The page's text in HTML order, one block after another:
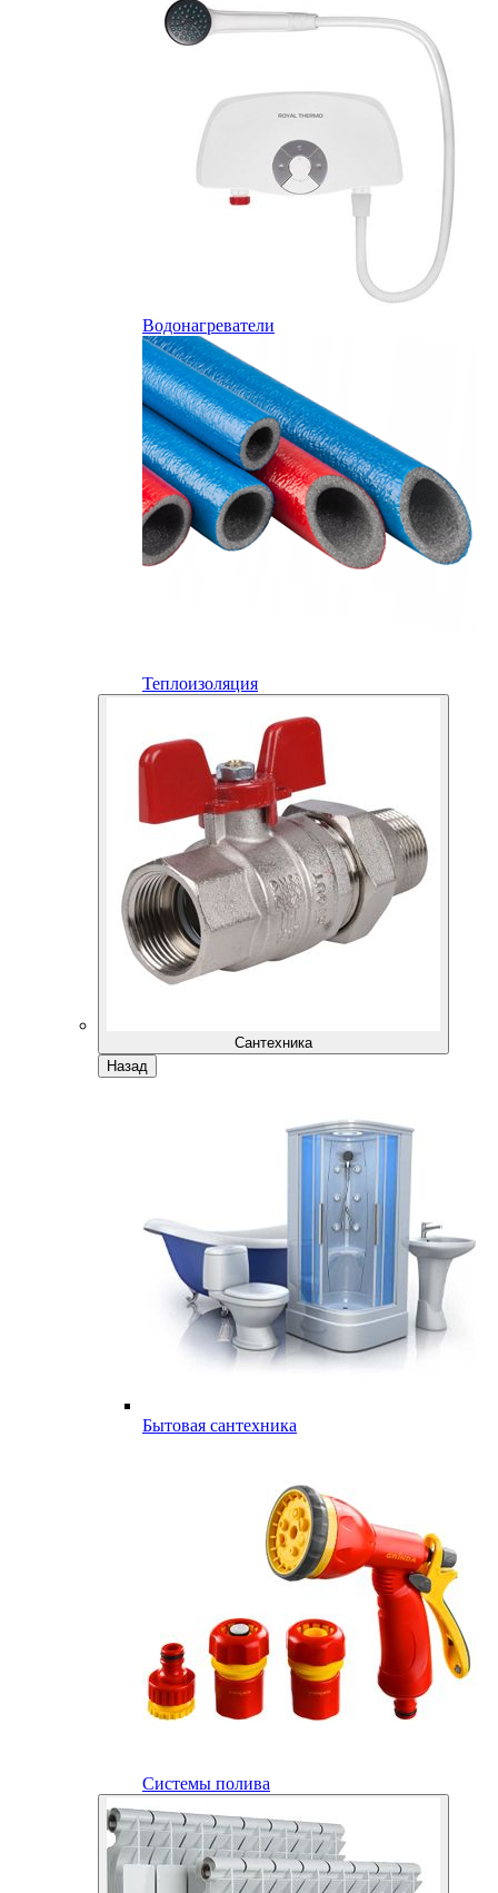
Водонагреватели
Теплоизоляция
Сантехника
Назад
Бытовая сантехника
Системы полива